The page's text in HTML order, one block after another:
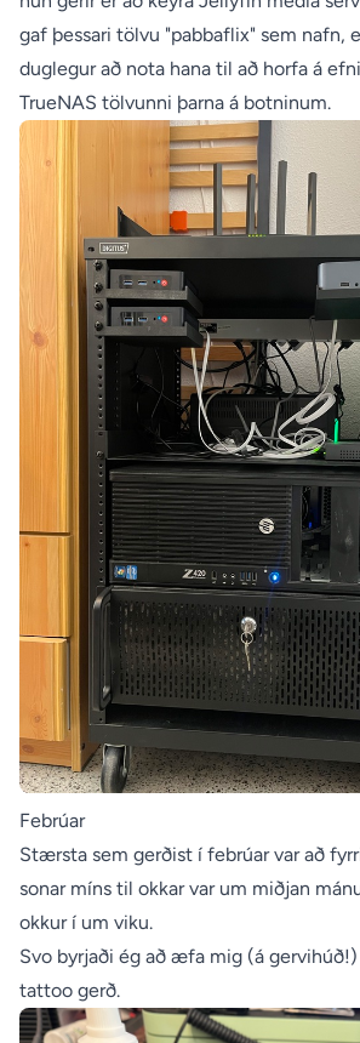
gaf þessari tölvu "pabbaflix" sem nafn,
duglegur að nota hana til að horfa á
TrueNAS tölvunni þarna á botninum.
Febrúar
Stærsta sem gerðist í febrúar var að
sonar míns til okkar var um miðjan
okkur í um viku.
Svo byrjaði ég að æfa mig (á
tattoo gerð.